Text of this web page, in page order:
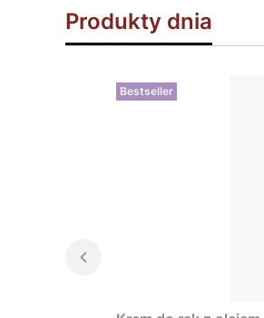
Produkty dnia
Bestseller